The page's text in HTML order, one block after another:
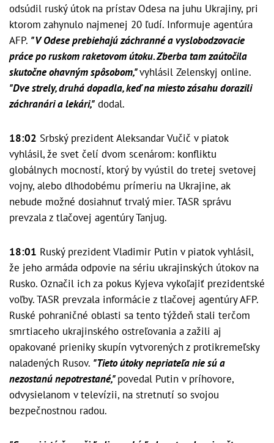
odsúdil ruský útok na prístav Odesa na juhu Ukrajiny, pri
ktorom zahynulo najmenej 20 ľudí. Informuje agentúra
AFP. "V Odese prebiehajú záchranné a vyslobodzovacie
práce po ruskom raketovom útoku. Zberba tam zaútočila
skutočne ohavným spôsobom,"vyhlásil Zelenskyj online.
"Dve strely, druhá dopadla, keď na miesto zásahu dorazili
záchranári a lekári," dodal.
18:02 Srbský prezident Aleksandar Vučič v piatok
vyhlásil, že svet čelí dvom scenárom: konfliktu
globálnych mocností, ktorý by vyústil do tretej svetovej
vojny, alebo dlhodobému prímeriu na Ukrajine, ak
nebude možné dosiahnuť trvalý mier. TASR správu
prevzala z tlačovej agentúry Tanjug.
18:01 Ruský prezident Vladimir Putin v piatok vyhlásil,
že jeho armáda odpovie na sériu ukrajinských útokov na
Rusko. Označil ich za pokus Kyjeva vykoľajiť prezidentské
voľby. TASR prevzala informácie z tlačovej agentúry AFP.
Ruské pohraničné oblasti sa tento týždeň stali terčom
smrtiaceho ukrajinského ostreľovania a zažili aj
opakované prieniky skupín vytvorených z protikremeľsky
naladených Rusov. "Tieto útoky nepriateľa nie sú a
nezostanú nepotrestané,"povedal Putin v príhovore,
odvysielanom v televízii, na stretnutí so svojou
bezpečnostnou radou.